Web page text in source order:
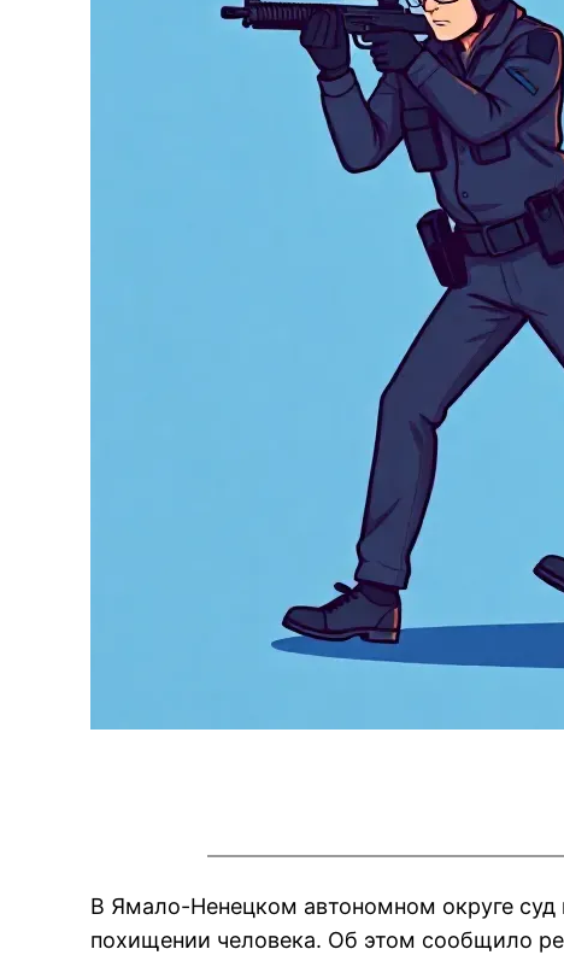
В Ямало-Ненецком автономном округе
похищении человека. Об этом сообщило